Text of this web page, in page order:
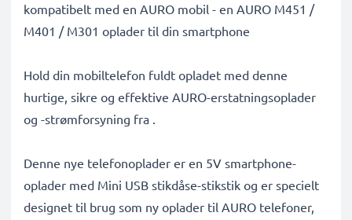
kompatibelt med en AURO mobil - en AURO M451 /
M401 / M301 oplader til din smartphone
Hold din mobiltelefon fuldt opladet med denne
hurtige, sikre og effektive AURO-erstatningsoplader
og -strømforsyning fra .
Denne nye telefonoplader er en 5V smartphone-
oplader med Mini USB stikdåse-stikstik og er specielt
designet til brug som ny oplader til AURO telefoner,